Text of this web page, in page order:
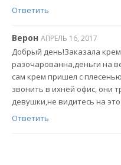
Ответить
Верон АПРЕЛЬ 16, 2017
Добрый день!Заказала
разочарованна,деньги на
сам крем пришел с
звонить в ихней офис, они
девушки,не видитесь на
Ответить